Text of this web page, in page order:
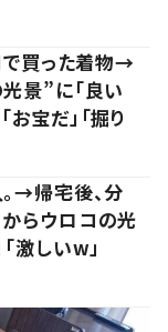
買った着物→
景”に「良い
宝だ」「掘り
→帰宅後、分
らウロコの光
激しいw」